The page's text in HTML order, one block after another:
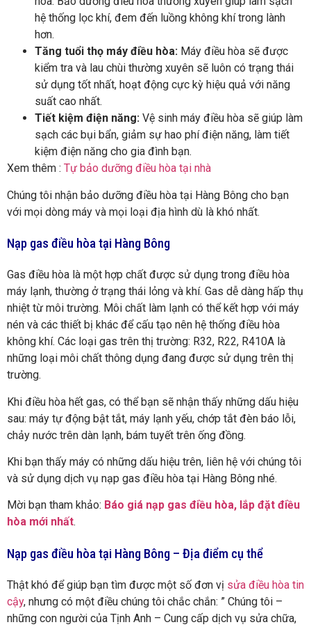
hệ thống lọc khí, đem đến luồng không khí trong lành
hơn.
Tăng tuổi thọ máy điều hòa: Máy điều hòa sẽ được
kiểm tra và lau chùi thường xuyên sẽ luôn có trạng thái
sử dụng tốt nhất, hoạt động cực kỳ hiệu quả với năng
suất cao nhất.
Tiết kiệm điện năng: Vệ sinh máy điều hòa sẽ giúp làm
sạch các bụi bẩn, giảm sự hao phí điện năng, làm tiết
kiệm điện năng cho gia đình bạn.
Xem thêm : Tự bảo dưỡng điều hòa tại nhà
Chúng tôi nhận bảo dưỡng điều hòa tại Hàng Bông cho bạn
với mọi dòng máy và mọi loại địa hình dù là khó nhất.
Nạp gas điều hòa tại Hàng Bông
Gas điều hòa là một hợp chất được sử dụng trong điều hòa
máy lạnh, thường ở trạng thái lỏng và khí. Gas dễ dàng hấp thụ
nhiệt từ môi trường. Môi chất làm lạnh có thể kết hợp với máy
nén và các thiết bị khác để cấu tạo nên hệ thống điều hòa
không khí. Các loại gas trên thị trường: R32, R22, R410A là
những loại môi chất thông dụng đang được sử dụng trên thị
trường.
Khi điều hòa hết gas, có thể bạn sẽ nhận thấy những dấu hiệu
sau: máy tự động bật tắt, máy lạnh yếu, chớp tắt đèn báo lỗi,
chảy nước trên dàn lạnh, bám tuyết trên ống đồng.
Khi bạn thấy máy có những dấu hiệu trên, liên hệ với chúng tôi
và sử dụng dịch vụ nạp gas điều hòa tại Hàng Bông nhé.
Mời bạn tham khảo: Báo giá nạp gas điều hòa, lắp đặt điều
hòa mới nhất.
Nạp gas điều hòa tại Hàng Bông – Địa điểm cụ thể
Thật khó để giúp bạn tìm được một số đơn vị sửa điều hòa tin
cậy, nhưng có một điều chúng tôi chắc chắn: ” Chúng tôi –
những con người của Tịnh Anh – Cung cấp dịch vụ sửa chữa,